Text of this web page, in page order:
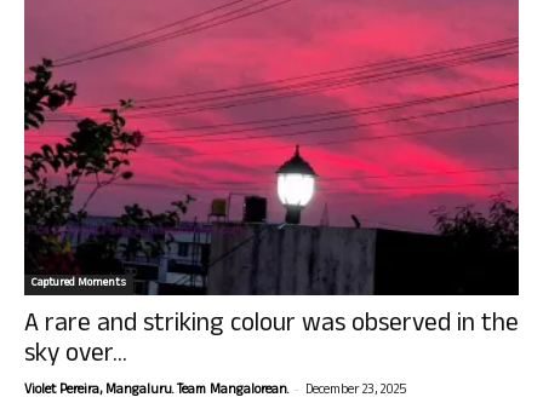
Captured Moments
A rare and striking colour was observed in the
sky over...
Violet Pereira, Mangaluru. Team Mangalorean. - December 23, 2025